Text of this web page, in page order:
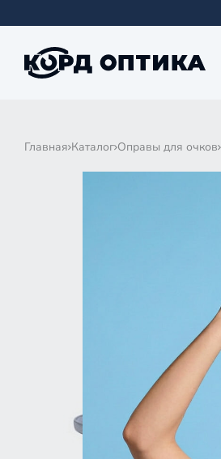
Главная Каталог Оправы для очков